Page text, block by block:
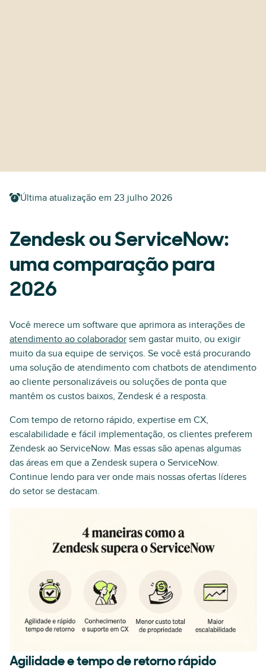
Última atualização em 23 julho 2026
Zendesk ou ServiceNow:
uma comparação para
2026
Você merece um software que aprimora as interações de
atendimento ao colaborador sem gastar muito, ou exigir
muito da sua equipe de serviços. Se você está procurando
uma solução de atendimento com chatbots de atendimento
ao cliente personalizáveis ou soluções de ponta que
mantêm os custos baixos, Zendesk é a resposta.
Com tempo de retorno rápido, expertise em CX,
escalabilidade e fácil implementação, os clientes preferem
Zendesk ao ServiceNow. Mas essas são apenas algumas
das áreas em que a Zendesk supera o ServiceNow.
Continue lendo para ver onde mais nossas ofertas líderes
do setor se destacam.
Agilidade e tempo de retorno rápido